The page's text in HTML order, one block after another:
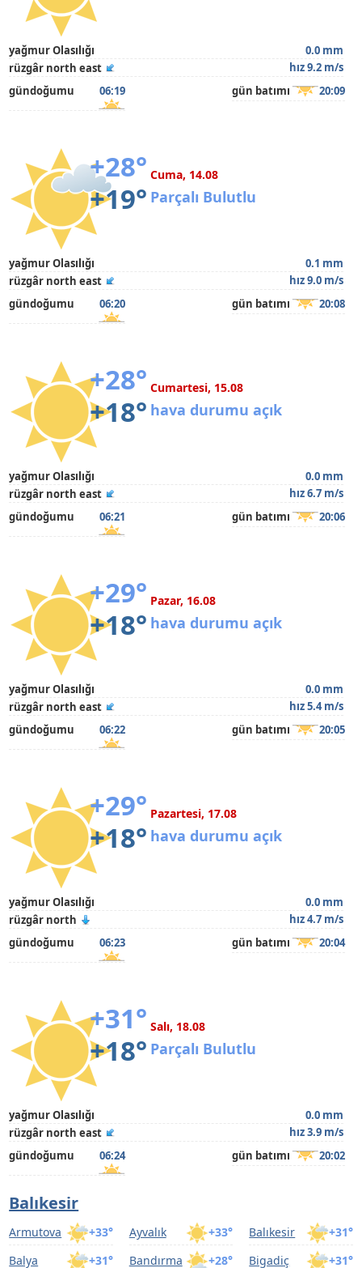
yağmur Olasılığı
0.0 mm
rüzgâr north east
hız 9.2 m/s
gündoğumu
06:19 gün batımı 20:09
+28°
+19°
Cuma, 14.08
Parçalı Bulutlu
yağmur Olasılığı
0.1 mm
rüzgâr north east
hız 9.0 m/s
gündoğumu
06:20 gün batımı 20:08
+28°
+18°
Cumartesi, 15.08
hava durumu açık
yağmur Olasılığı
0.0 mm
rüzgâr north east
hız 6.7 m/s
gündoğumu
06:21 gün batımı 20:06
+29°
+18°
Pazar, 16.08
hava durumu açık
yağmur Olasılığı
0.0 mm
rüzgâr north east
hız 5.4 m/s
gündoğumu
06:22 gün batımı 20:05
+29°
+18°
Pazartesi, 17.08
hava durumu açık
yağmur Olasılığı
0.0 mm
rüzgâr north
hız 4.7 m/s
gündoğumu
06:23 gün batımı 20:04
+31°
+18°
Salı, 18.08
Parçalı Bulutlu
yağmur Olasılığı
0.0 mm
rüzgâr north east
hız 3.9 m/s
gündoğumu
06:24 gün batımı 20:02
Balıkesir
+33°
Armutova +33°
Ayvalık +31°
Balıkesir
+31°
Balya +28°
Bandırma +31°
Bigadiç